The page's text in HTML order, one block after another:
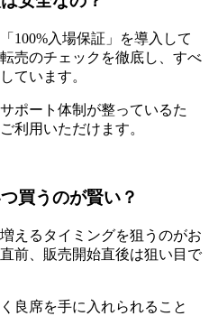
100%入場保証」を導入して
売のチェックを徹底し、すべ
ています。
ポート体制が整っているた
利用いただけます。
買うのが賢い？
えるタイミングを狙うのがお
前、販売開始直後は狙い目で
良席を手に入れられること